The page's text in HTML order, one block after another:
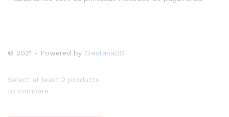
© 2021 - Powered by CrestanaDS
Select at least 2 products
to compare